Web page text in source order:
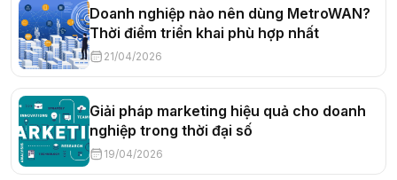
Doanh nghiệp nào nên dùng MetroWAN?
Thời điểm triển khai phù hợp nhất
21/04/2026
Giải pháp marketing hiệu quả cho doanh
nghiệp trong thời đại số
19/04/2026